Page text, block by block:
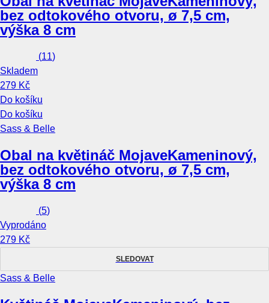
bez odtokového otvoru, ø 7,5 cm,
výška 8 cm
(11)
Skladem
279 Kč
Do košíku
Do košíku
Sass & Belle
Obal na květináč MojaveKameninový,
bez odtokového otvoru, ø 7,5 cm,
výška 8 cm
(5)
Vyprodáno
279 Kč
SLEDOVAT
Sass & Belle